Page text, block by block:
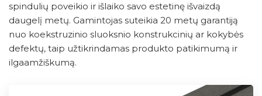
spindulių poveikio ir išlaiko savo estetinę išvaizdą
daugelį metų. Gamintojas suteikia 20 metų garantiją
nuo koekstruzinio sluoksnio konstrukcinių ar kokybės
defektų, taip užtikrindamas produkto patikimumą ir
ilgaamžiškumą.